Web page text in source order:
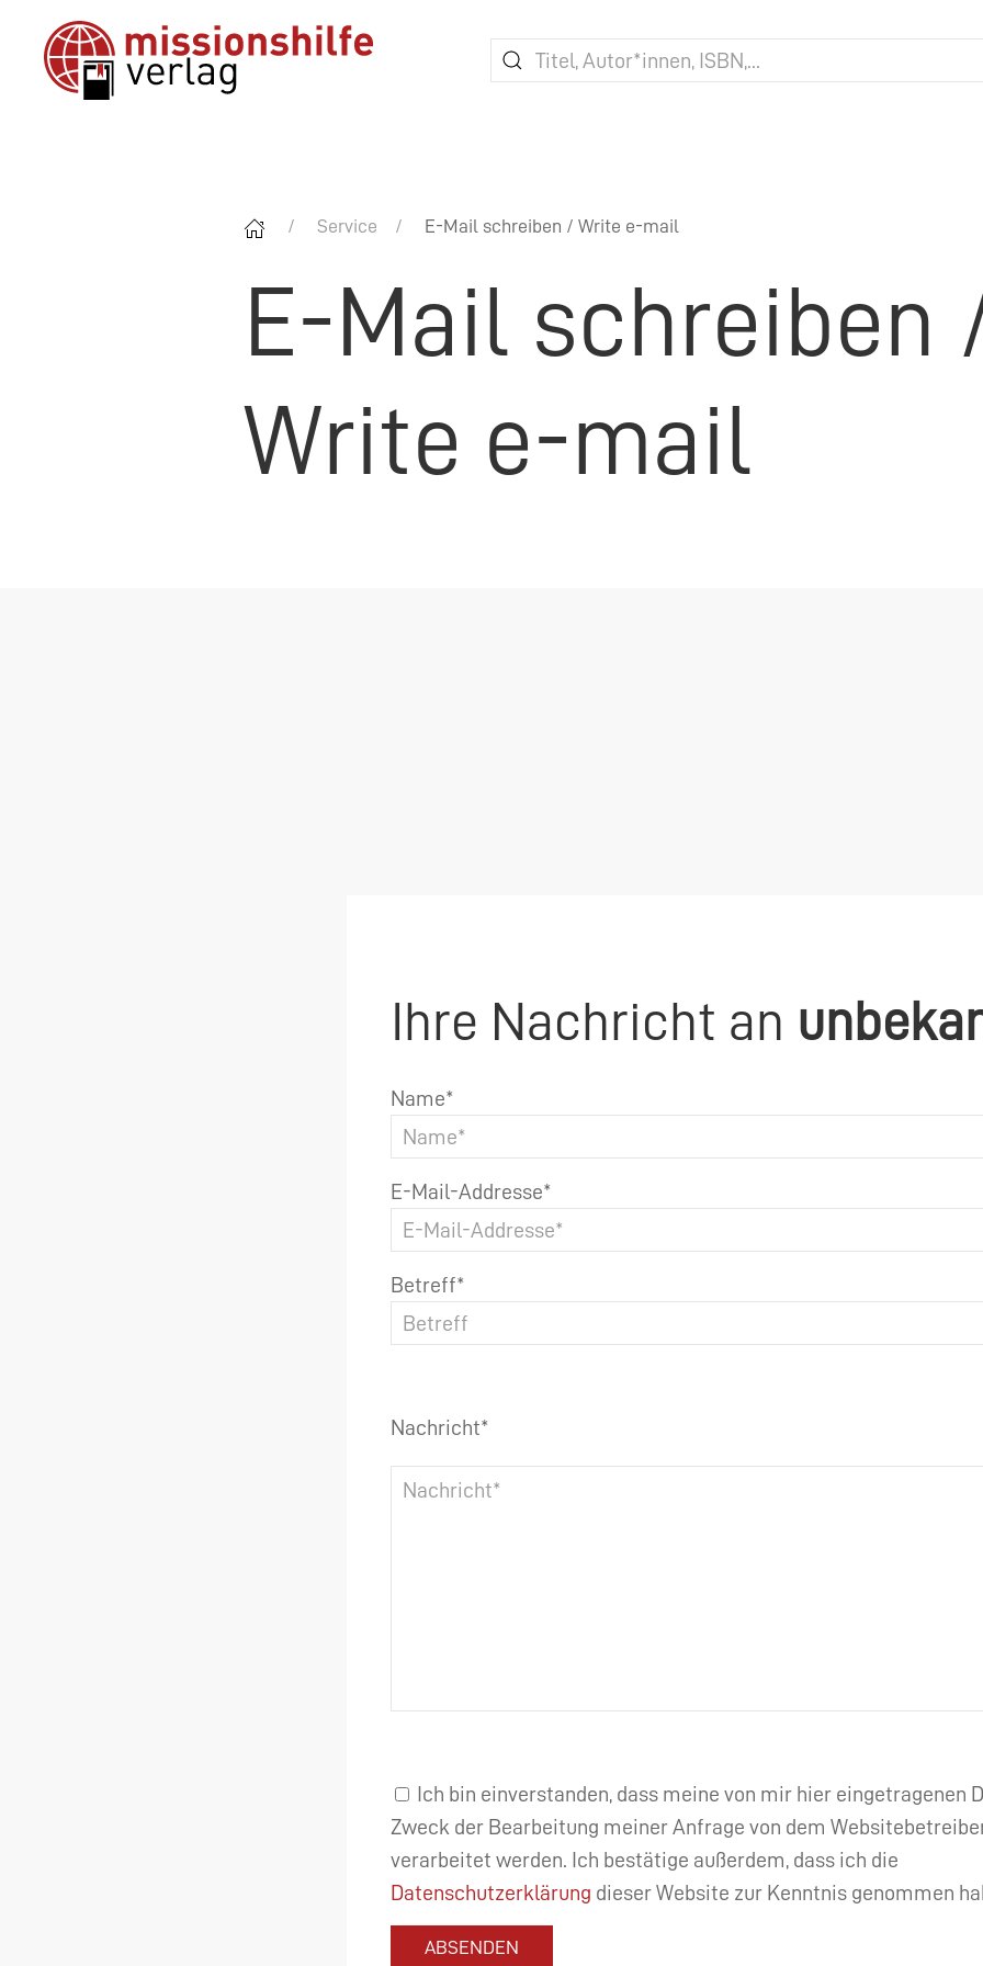
Service E-Mail schreiben / Write e-mail
E-Mail schreiben
Write e-mail
Ihre Nachricht an
Name*
E-Mail-Addresse*
Betreff*
Nachricht*
Ich bin einverstanden, dass meine von mir hier eingetragenen
Zweck der Bearbeitung meiner Anfrage von dem
verarbeitet werden. Ich bestätige außerdem, dass ich die
Datenschutzerklärung dieser Website zur Kenntnis genommen
ABSENDEN